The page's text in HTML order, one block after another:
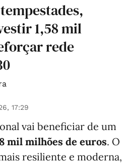
1,58 mil
rede
17:29
vai beneficiar de um
mil milhões de euros. O
resiliente e moderna,